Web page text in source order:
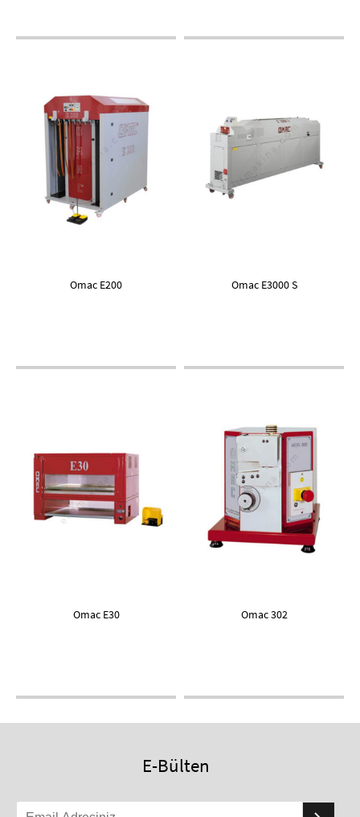
Omac E200 Omac E3000 S
Omac E30 Omac 302
E-Bülten